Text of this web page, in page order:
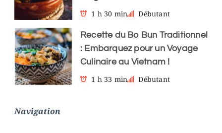
1 h 30 min
Débutant
Recette du Bo Bun Traditionnel
: Embarquez pour un Voyage
Culinaire au Vietnam !
1 h 33 min
Débutant
Navigation